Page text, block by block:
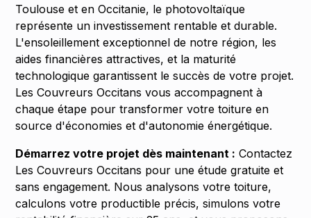
Toulouse et en Occitanie, le photovoltaïque
représente un investissement rentable et durable.
L'ensoleillement exceptionnel de notre région, les
aides financières attractives, et la maturité
technologique garantissent le succès de votre projet.
Les Couvreurs Occitans vous accompagnent à
chaque étape pour transformer votre toiture en
source d'économies et d'autonomie énergétique.
Démarrez votre projet dès maintenant : Contactez
Les Couvreurs Occitans pour une étude gratuite et
sans engagement. Nous analysons votre toiture,
calculons votre productible précis, simulons votre